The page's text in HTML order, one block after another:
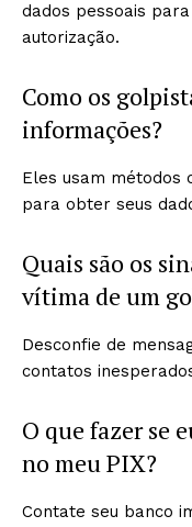
dados pessoais
autorização.
Como os
informações?
Eles usam métodos
para obter seus
Quais são os
vítima de um
Desconfie de
contatos
O que fazer se
no meu PIX?
Contate seu banco